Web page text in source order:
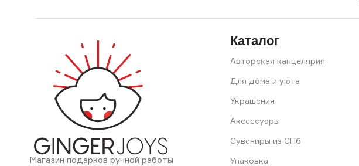
Магазин подарков ручной работы
Каталог
Авторская канцелярия
Для дома и уюта
Украшения
Аксессуары
Сувениры из СПб
Упаковка